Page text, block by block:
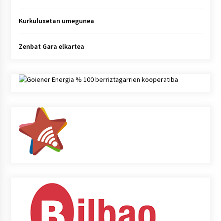
Kurkuluxetan umegunea
Zenbat Gara elkartea